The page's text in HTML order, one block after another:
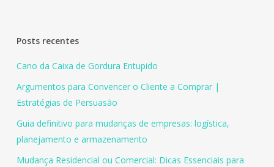
Posts recentes
Cano da Caixa de Gordura Entupido
Argumentos para Convencer o Cliente a Comprar |
Estratégias de Persuasão
Guia definitivo para mudanças de empresas: logística,
planejamento e armazenamento
Mudança Residencial ou Comercial: Dicas Essenciais para